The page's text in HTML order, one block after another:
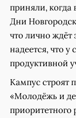
приняли, когда
Дни
что лично ждёт
надеется, что у
продуктивной
Кампус строят
«Молодёжь и
приоритетного